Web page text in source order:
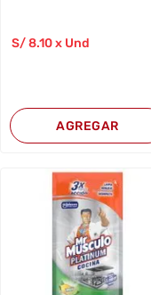
S/8.10x Und
AGREGAR